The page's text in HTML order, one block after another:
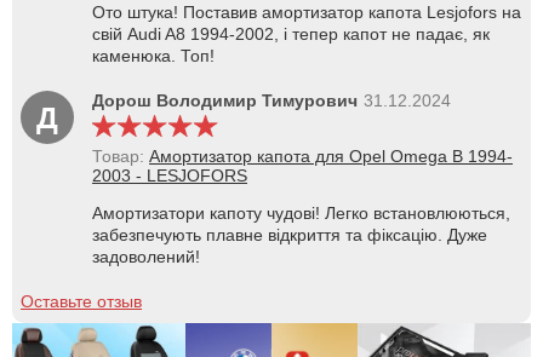
Ото штука! Поставив амортизатор капота Lesjofors на
свій Audi A8 1994-2002, і тепер капот не падає, як
каменюка. Топ!
Д Дорош Володимир Тимурович 31.12.2024
Товар: Амортизатор капота для Opel Omega B 1994-
2003 - LESJOFORS
Амортизатори капоту чудові! Легко встановлюються,
забезпечують плавне відкриття та фіксацію. Дуже
задоволений!
Оставьте отзыв